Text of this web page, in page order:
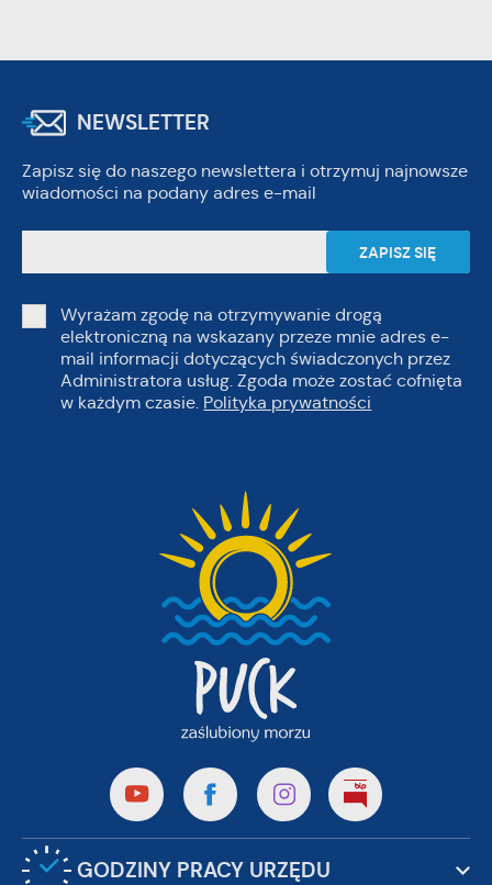
NEWSLETTER
Zapisz się do naszego newslettera i otrzymuj najnowsze
wiadomości na podany adres e-mail
Wyrażam zgodę na otrzymywanie drogą
elektroniczną na wskazany przeze mnie adres e-
mail informacji dotyczących świadczonych przez
Administratora usług. Zgoda może zostać cofnięta
w każdym czasie. Polityka prywatności
GODZINY PRACY URZĘDU